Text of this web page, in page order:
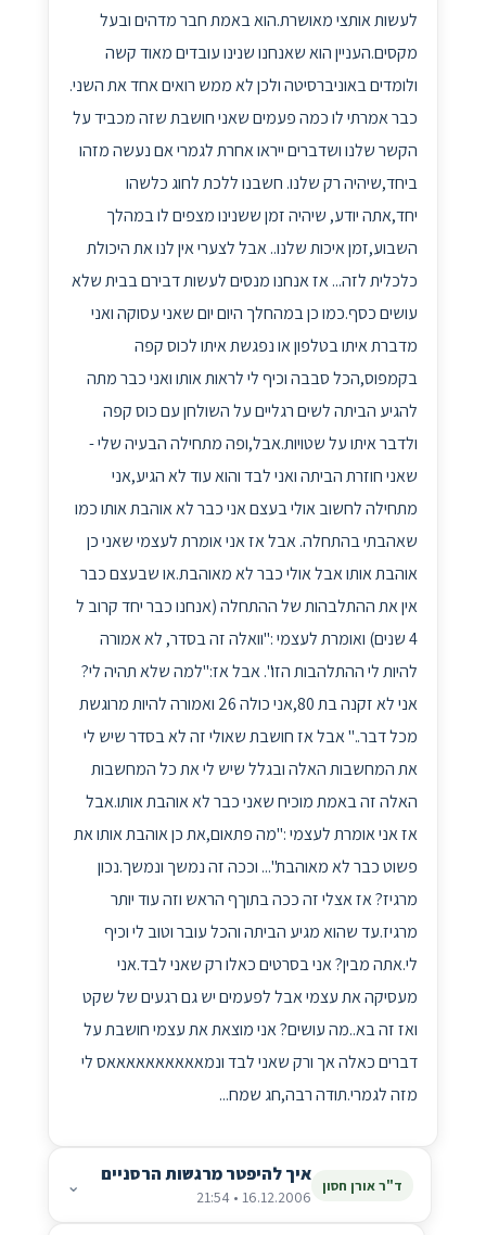
לעשות אותצי מאושרת.הוא באמת חבר מדהים ובעל
מקסים.העניין הוא שאנחנו שנינו עובדים מאוד קשה
ולומדים באוניברסיטה ולכן לא ממש רואים אחד את השני.
כבר אמרתי לו כמה פעמים שאני חושבת שזה מכביד על
הקשר שלנו ושדברים ייראו אחרת לגמרי אם נעשה מזהו
ביחד,שיהיה רק שלנו. חשבנו ללכת לחוג כלשהו
יחד,אתה יודע, שיהיה זמן ששנינו מצפים לו במהלך
השבוע,זמן איכות שלנו.. אבל לצערי אין לנו את היכולת
כלכלית לזה... אז אנחנו מנסים לעשות דבירם בבית שלא
עושים כסף.כמו כן במהחלך היום יום שאני עסוקה ואני
מדברת איתו בטלפון או נפגשת איתו לכוס קפה
בקמפוס,הכל סבבה וכיף לי לראות אותו ואני כבר מתה
להגיע הביתה לשים רגליים על השולחן עם כוס קפה
ולדבר איתו על שטויות.אבל,ופה מתחילה הבעיה שלי -
שאני חוזרת הביתה ואני לבד והוא עוד לא הגיע,אני
מתחילה לחשוב אולי בעצם אני כבר לא אוהבת אותו כמו
שאהבתי בהתחלה. אבל אז אני אומרת לעצמי שאני כן
אוהבת אותו אבל אולי כבר לא מאוהבת.או שבעצם כבר
אין את ההתלבהות של ההתחלה (אנחנו כבר יחד קרוב ל
4 שנים) ואומרת לעצמי :"וואלה זה בסדר, לא אמורה
להיות לי ההתלהבות הזו". אבל אז:"למה שלא תהיה לי?
אני לא זקנה בת 80,אני כולה 26 ואמורה להיות מרוגשת
מכל דבר.." אבל אז חושבת שאולי זה לא בסדר שיש לי
את המחשבות האלה ובגלל שיש לי את כל המחשבות
האלה זה באמת מוכיח שאני כבר לא אוהבת אותו.אבל
אז אני אומרת לעצמי :"מה פתאום,את כן אוהבת אותו את
פשוט כבר לא מאוהבת"... וככה זה נמשך ונמשך.נכון
מרגיז? אז אצלי זה ככה בתוךף הראש וזה עוד יותר
מרגיז.עד שהוא מגיע הביתה והכל עובר וטוב לי וכיף
לי.אתה מבין? אני בסרטים כאלו רק שאני לבד.אני
מעסיקה את עצמי אבל לפעמים יש גם רגעים של שקט
ואז זה בא..מה עושים? אני מוצאת את עצמי חושבת על
דברים כאלה אך ורק שאני לבד ונמאאאאאאאאאאס לי
מזה לגמרי.תודה רבה,חג שמח...
ד"ר אורן חסון איך להיפטר מרגשות הרסניים
16.12.2006 • 21:54
⌄